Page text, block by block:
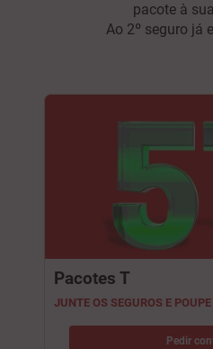
pacote à
Ao 2º seguro já
Pacotes T
JUNTE OS SEGUROS E
Pedir